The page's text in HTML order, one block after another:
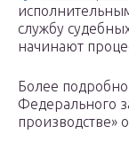
службу
начинают
Более подробно
Федерального
производстве»